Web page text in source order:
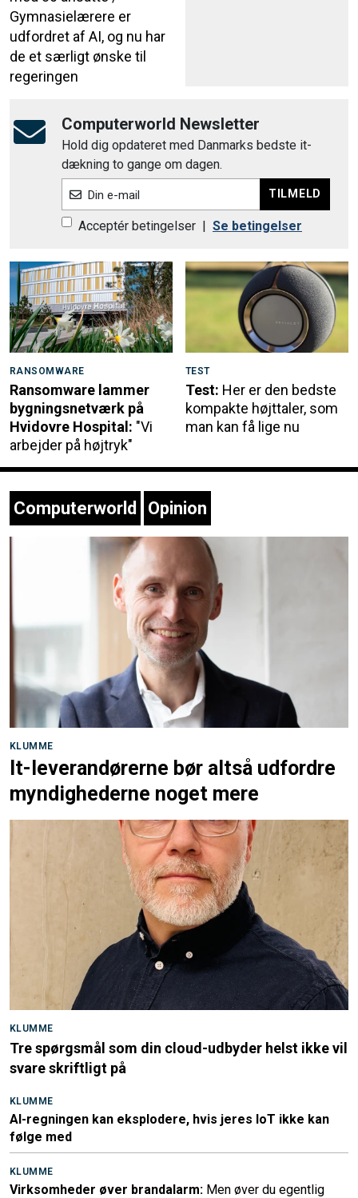
Gymnasielærere er
udfordret af AI, og nu har
de et særligt ønske til
regeringen
Computerworld Newsletter
Hold dig opdateret med Danmarks bedste it-
dækning to gange om dagen.
Din e-mail TILMELD
Acceptér betingelser | Se betingelser
RANSOMWARE
Ransomware lammer
bygningsnetværk på
Hvidovre Hospital: "Vi
arbejder på højtryk"
TEST
Test: Her er den bedste
kompakte højttaler, som
man kan få lige nu
Computerworld Opinion
KLUMME
It-leverandørerne bør altså udfordre
myndighederne noget mere
KLUMME
Tre spørgsmål som din cloud-udbyder helst ikke vil
svare skriftligt på
KLUMME
AI-regningen kan eksplodere, hvis jeres IoT ikke kan
følge med
KLUMME
Virksomheder øver brandalarm: Men øver du egentlig